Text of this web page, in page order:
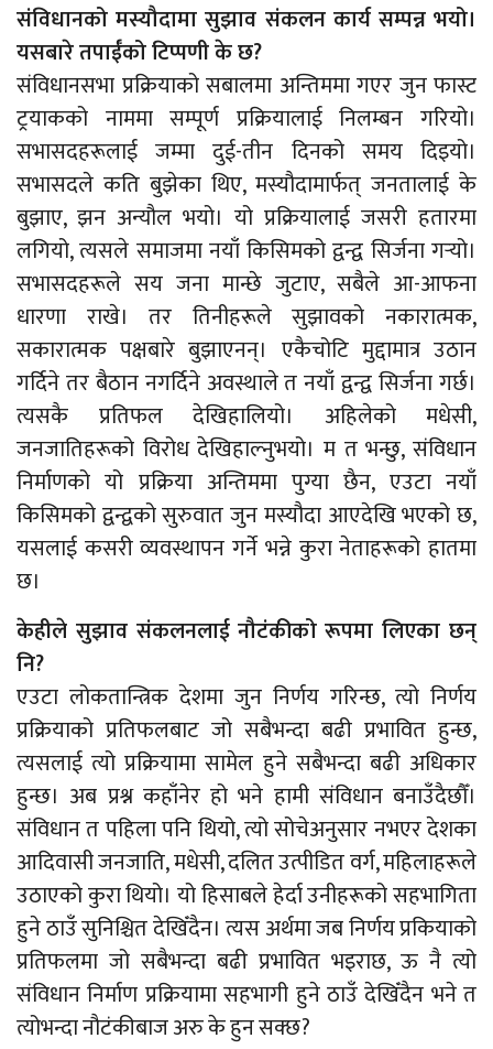
संविधानको मस्यौदामा सुझाव संकलन कार्य सम्पन्न भयो।
यसबारे तपाईँको टिप्पणी के छ?
संविधानसभा प्रक्रियाको सबालमा अन्तिममा गएर जुन फास्ट
ट्रयाकको नाममा सम्पूर्ण प्रक्रियालाई निलम्बन गरियो।
सभासदहरूलाई जम्मा दुई-तीन दिनको समय दिइयो।
सभासदले कति बुझेका थिए, मस्यौदामार्फत् जनतालाई के
बुझाए, झन अन्यौल भयो। यो प्रक्रियालाई जसरी हतारमा
लगियो, त्यसले समाजमा नयाँ किसिमको द्वन्द्व सिर्जना गर्‍यो।
सभासदहरूले सय जना मान्छे जुटाए, सबैले आ-आफना
धारणा राखे। तर तिनीहरूले सुझावको नकारात्मक,
सकारात्मक पक्षबारे बुझाएनन्। एकैचोटि मुद्दामात्र उठान
गर्दिने तर बैठान नगर्दिने अवस्थाले त नयाँ द्वन्द्व सिर्जना गर्छ।
त्यसकै प्रतिफल देखिहालियो। अहिलेको मधेसी,
जनजातिहरूको विरोध देखिहाल्नुभयो। म त भन्छु, संविधान
निर्माणको यो प्रक्रिया अन्तिममा पुग्या छैन, एउटा नयाँ
किसिमको द्वन्द्वको सुरुवात जुन मस्यौदा आएदेखि भएको छ,
यसलाई कसरी व्यवस्थापन गर्ने भन्ने कुरा नेताहरूको हातमा
छ।
केहीले सुझाव संकलनलाई नौटंकीको रूपमा लिएका छन्
नि?
एउटा लोकतान्त्रिक देशमा जुन निर्णय गरिन्छ, त्यो निर्णय
प्रक्रियाको प्रतिफलबाट जो सबैभन्दा बढी प्रभावित हुन्छ,
त्यसलाई त्यो प्रक्रियामा सामेल हुने सबैभन्दा बढी अधिकार
हुन्छ। अब प्रश्न कहाँनेर हो भने हामी संविधान बनाउँदैछौँ।
संविधान त पहिला पनि थियो, त्यो सोचेअनुसार नभएर देशका
आदिवासी जनजाति, मधेसी, दलित उत्पीडित वर्ग, महिलाहरूले
उठाएको कुरा थियो। यो हिसाबले हेर्दा उनीहरूको सहभागिता
हुने ठाउँ सुनिश्चित देखिँदैन। त्यस अर्थमा जब निर्णय प्रकियाको
प्रतिफलमा जो सबैभन्दा बढी प्रभावित भइराछ, ऊ नै त्यो
संविधान निर्माण प्रक्रियामा सहभागी हुने ठाउँ देखिँदैन भने त
त्योभन्दा नौटंकीबाज अरु के हुन सक्छ?